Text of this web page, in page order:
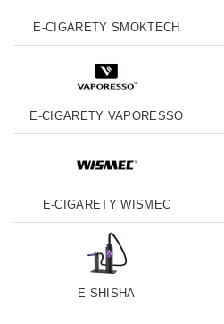
E-CIGARETY SMOKTECH
E-CIGARETY VAPORESSO
E-CIGARETY WISMEC
E-SHISHA